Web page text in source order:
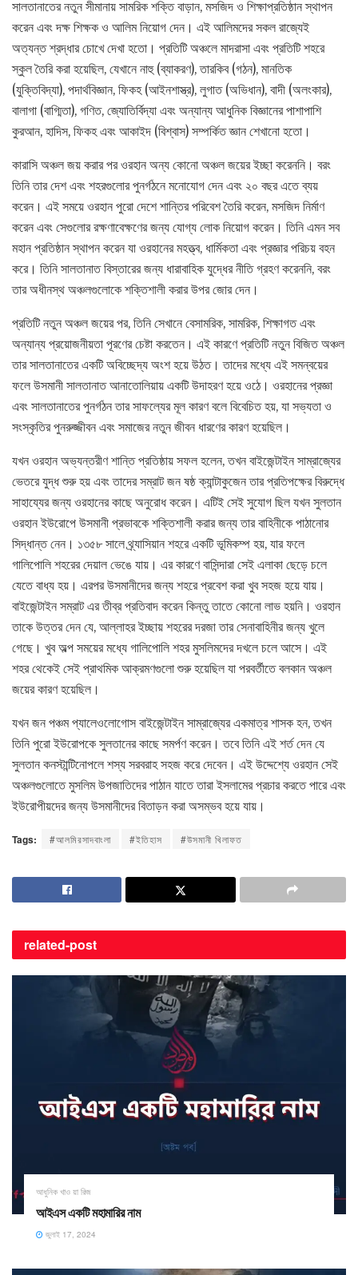
সালতানাতের নতুন সীমানায় সামরিক শক্তি বাড়ান, মসজিদ ও শিক্ষাপ্রতিষ্ঠান স্থাপন
করেন এবং দক্ষ শিক্ষক ও আলিম নিয়োগ দেন। এই আলিমদের সকল রাজ্যেই
অত্যন্ত শ্রদ্ধার চোখে দেখা হতো। প্রতিটি অঞ্চলে মাদরাসা এবং প্রতিটি শহরে
স্কুল তৈরি করা হয়েছিল, যেখানে নাহু (ব্যাকরণ), তারকিব (গঠন), মানতিক
(যুক্তিবিদ্যা), পদার্থবিজ্ঞান, ফিকহ (আইনশাস্ত্র), লুগাত (অভিধান), বাদী (অলংকার),
বালাগা (বাগ্মিতা), গণিত, জ্যোতির্বিদ্যা এবং অন্যান্য আধুনিক বিজ্ঞানের পাশাপাশি
কুরআন, হাদিস, ফিকহ এবং আকাইদ (বিশ্বাস) সম্পর্কিত জ্ঞান শেখানো হতো।
কারাসি অঞ্চল জয় করার পর ওরহান অন্য কোনো অঞ্চল জয়ের ইচ্ছা করেননি। বরং
তিনি তার দেশ এবং শহরগুলোর পুনর্গঠনে মনোযোগ দেন এবং ২০ বছর এতে ব্যয়
করেন। এই সময়ে ওরহান পুরো দেশে শান্তির পরিবেশ তৈরি করেন, মসজিদ নির্মাণ
করেন এবং সেগুলোর রক্ষণাবেক্ষণের জন্য যোগ্য লোক নিয়োগ করেন। তিনি এমন সব
মহান প্রতিষ্ঠান স্থাপন করেন যা ওরহানের মহত্ত্ব, ধার্মিকতা এবং প্রজ্ঞার পরিচয় বহন
করে। তিনি সালতানাত বিস্তারের জন্য ধারাবাহিক যুদ্ধের নীতি গ্রহণ করেননি, বরং
তার অধীনস্থ অঞ্চলগুলোকে শক্তিশালী করার উপর জোর দেন।
প্রতিটি নতুন অঞ্চল জয়ের পর, তিনি সেখানে বেসামরিক, সামরিক, শিক্ষাগত এবং
অন্যান্য প্রয়োজনীয়তা পূরণের চেষ্টা করতেন। এই কারণে প্রতিটি নতুন বিজিত অঞ্চল
তার সালতানাতের একটি অবিচ্ছেদ্য অংশ হয়ে উঠত। তাদের মধ্যে এই সমন্বয়ের
ফলে উসমানী সালতানাত আনাতোলিয়ায় একটি উদাহরণ হয়ে ওঠে। ওরহানের প্রজ্ঞা
এবং সালতানাতের পুনর্গঠন তার সাফল্যের মূল কারণ বলে বিবেচিত হয়, যা সভ্যতা ও
সংস্কৃতির পুনরুজ্জীবন এবং সমাজের নতুন জীবন ধারণের কারণ হয়েছিল।
যখন ওরহান অভ্যন্তরীণ শান্তি প্রতিষ্ঠায় সফল হলেন, তখন বাইজেন্টাইন সাম্রাজ্যের
ভেতরে যুদ্ধ শুরু হয় এবং তাদের সম্রাট জন ষষ্ঠ ক্যান্টাকুজেন তার প্রতিপক্ষের বিরুদ্ধে
সাহায্যের জন্য ওরহানের কাছে অনুরোধ করেন। এটিই সেই সুযোগ ছিল যখন সুলতান
ওরহান ইউরোপে উসমানী প্রভাবকে শক্তিশালী করার জন্য তার বাহিনীকে পাঠানোর
সিদ্ধান্ত নেন। ১৩৫৮ সালে থ্র্যাসিয়ান শহরে একটি ভূমিকম্প হয়, যার ফলে
গালিপোলি শহরের দেয়াল ভেঙে যায়। এর কারণে বাসিন্দারা সেই এলাকা ছেড়ে চলে
যেতে বাধ্য হয়। এরপর উসমানীদের জন্য শহরে প্রবেশ করা খুব সহজ হয়ে যায়।
বাইজেন্টাইন সম্রাট এর তীব্র প্রতিবাদ করেন কিন্তু তাতে কোনো লাভ হয়নি। ওরহান
তাকে উত্তর দেন যে, আল্লাহর ইচ্ছায় শহরের দরজা তার সেনাবাহিনীর জন্য খুলে
গেছে। খুব অল্প সময়ের মধ্যে গালিপোলি শহর মুসলিমদের দখলে চলে আসে। এই
শহর থেকেই সেই প্রাথমিক আক্রমণগুলো শুরু হয়েছিল যা পরবর্তীতে বলকান অঞ্চল
জয়ের কারণ হয়েছিল।
যখন জন পঞ্চম প্যালেওলোগোস বাইজেন্টাইন সাম্রাজ্যের একমাত্র শাসক হন, তখন
তিনি পুরো ইউরোপকে সুলতানের কাছে সমর্পণ করেন। তবে তিনি এই শর্ত দেন যে
সুলতান কনস্টান্টিনোপলে শস্য সরবরাহ সহজ করে দেবেন। এই উদ্দেশ্যে ওরহান সেই
অঞ্চলগুলোতে মুসলিম উপজাতিদের পাঠান যাতে তারা ইসলামের প্রচার করতে পারে এবং
ইউরোপীয়দের জন্য উসমানীদের বিতাড়ন করা অসম্ভব হয়ে যায়।
Tags: #আলমিরসাদবাংলা #ইতিহাস #উসমানী খিলাফত
related-post
আধুনিক খাও য়া রিজ
আইএস একটি মহামারির নাম
জুলাই 17, 2024